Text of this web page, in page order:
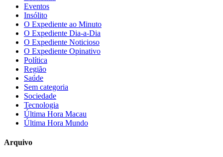
Eventos
Insólito
O Expediente ao Minuto
O Expediente Dia-a-Dia
O Expediente Noticioso
O Expediente Opinativo
Política
Região
Saúde
Sem categoria
Sociedade
Tecnologia
Última Hora Macau
Última Hora Mundo
Arquivo